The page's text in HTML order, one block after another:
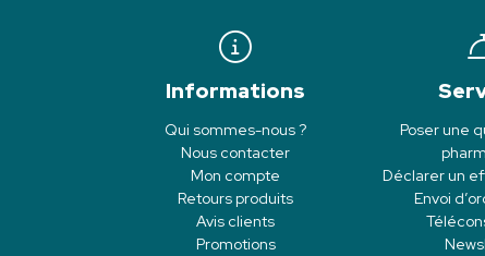
Informations
Qui sommes-nous ?
Nous contacter
Mon compte
Retours produits
Avis clients
Promotions
Poser une
Déclarer un
Envoi